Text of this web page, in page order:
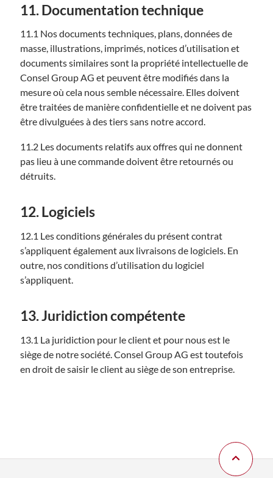
11. Documentation technique
11.1 Nos documents techniques, plans, données de
masse, illustrations, imprimés, notices d’utilisation et
documents similaires sont la propriété intellectuelle de
Consel Group AG et peuvent être modifiés dans la
mesure où cela nous semble nécessaire. Elles doivent
être traitées de manière confidentielle et ne doivent pas
être divulguées à des tiers sans notre accord.
11.2 Les documents relatifs aux offres qui ne donnent
pas lieu à une commande doivent être retournés ou
détruits.
12. Logiciels
12.1 Les conditions générales du présent contrat
s’appliquent également aux livraisons de logiciels. En
outre, nos conditions d’utilisation du logiciel
s’appliquent.
13. Juridiction compétente
13.1 La juridiction pour le client et pour nous est le
siège de notre société. Consel Group AG est toutefois
en droit de saisir le client au siège de son entreprise.